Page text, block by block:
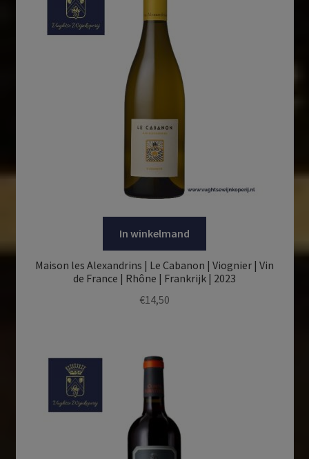
In winkelmand
Maison les Alexandrins | Le Cabanon | Viognier | Vin
de France | Rhône | Frankrijk | 2023
€14,50